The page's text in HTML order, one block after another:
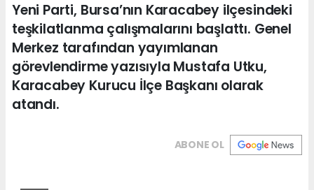
Yeni Parti, Bursa’nın Karacabey ilçesindeki
teşkilatlanma çalışmalarını başlattı. Genel
Merkez tarafından yayımlanan
görevlendirme yazısıyla Mustafa Utku,
Karacabey Kurucu İlçe Başkanı olarak
atandı.
ABONE OL